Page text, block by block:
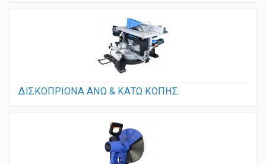
ΔΙΣΚΟΠΡΙΟΝΑ ΑΝΩ & ΚΑΤΩ ΚΟΠΗΣ